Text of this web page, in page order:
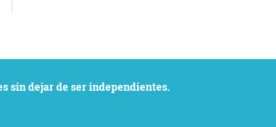
sin dejar de ser independientes.